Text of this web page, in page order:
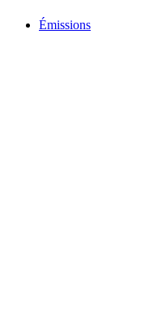
Émissions